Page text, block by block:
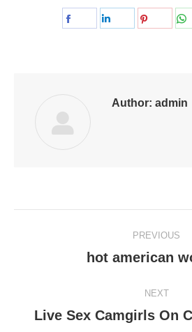
Share
Share
Share
Author: admin
navigation
PREVIOUS
hot american
NEXT
Next
Live Sex Camgirls On